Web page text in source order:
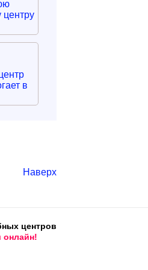
центру
в
Наверх
центров
онлайн!